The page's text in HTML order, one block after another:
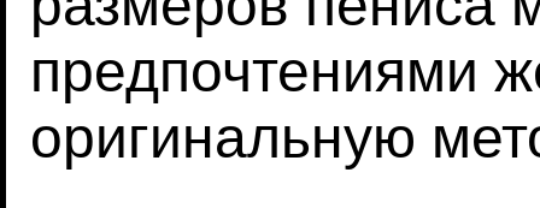
предпочтениями
оригинальную